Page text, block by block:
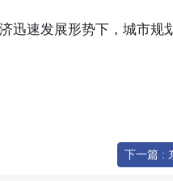
迅速发展形势下，城市规
下一篇 :